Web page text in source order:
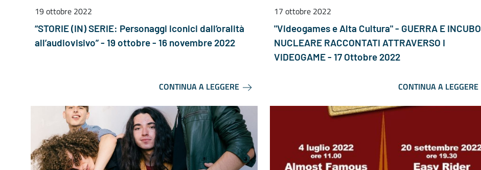
19 ottobre 2022
“STORIE (IN) SERIE: Personaggi iconici dall’oralità
all’audiovisivo” - 19 ottobre - 16 novembre 2022
CONTINUA A LEGGERE
17 ottobre 2022
"Videogames e Alta Cultura" - GUERRA E INCUBO
NUCLEARE RACCONTATI ATTRAVERSO I
VIDEOGAME - 17 Ottobre 2022
CONTINUA A LEGGERE